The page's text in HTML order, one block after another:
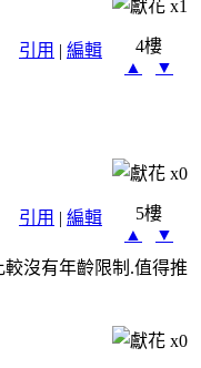
x1
引用 | 編輯
4樓
▲
▼
x0
引用 | 編輯
5樓
▲
▼
沒有年齡限制.值得推
x0